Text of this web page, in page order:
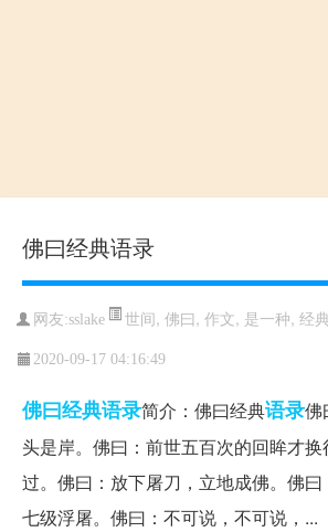
佛曰经典语录
网友:sslake 世间, 佛曰, 作文, 是一种, 经
2020-09-17 04:16:49
佛曰经典语录简介：佛曰经典语录佛
头是岸。佛曰：前世五百次的回眸才
过。佛曰：放下屠刀，立地成佛。佛
七级浮屠。佛曰：不可说，不可说，...